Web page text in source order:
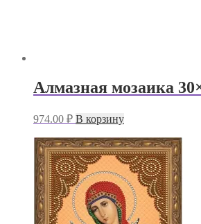
Алмазная мозаика
974.00 ₽ В корзину